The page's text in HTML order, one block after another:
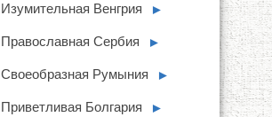
Изумительная Венгрия ►
Православная Сербия ►
Своеобразная Румыния ►
Приветливая Болгария ►